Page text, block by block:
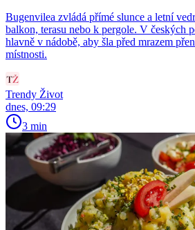
Bugenvilea zvládá přímé slunce a letní
balkon, terasu nebo k pergole. V českých
hlavně v nádobě, aby šla před mrazem
místnosti.
Trendy Život
dnes, 09:29
3 min